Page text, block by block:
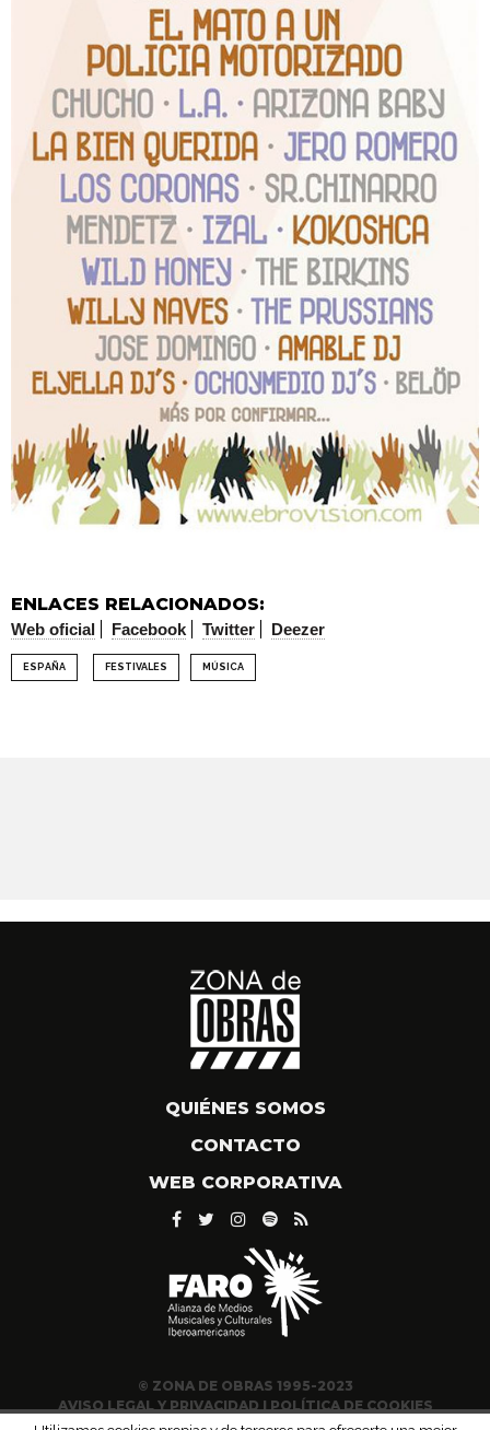
ENLACES RELACIONADOS:
Web oficial Facebook Twitter Deezer
ESPAÑA FESTIVALES MÚSICA
QUIÉNES SOMOS
CONTACTO
WEB CORPORATIVA
© ZONA DE OBRAS 1995-2023
AVISO LEGAL Y PRIVACIDAD|POLÍTICA DE COOKIES